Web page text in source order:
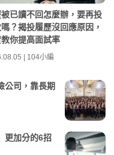
已讀不回怎麼辦，要再投
？揭投履歷沒回應原因，
教你提高面試率
| 104小編
公司，靠長期
更加分的6招